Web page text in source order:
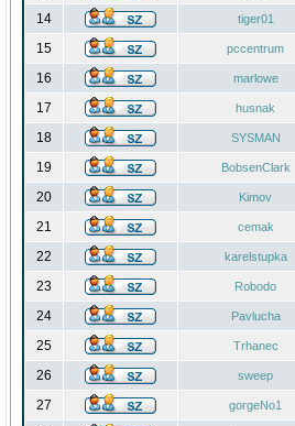
14 tiger01
15 pccentrum
16 marlowe
17 husnak
18 SYSMAN
19 BobsenClark
20 Kimov
21 cemak
22 karelstupka
23 Robodo
24 Pavlucha
25 Trhanec
26 sweep
27 gorgeNo1